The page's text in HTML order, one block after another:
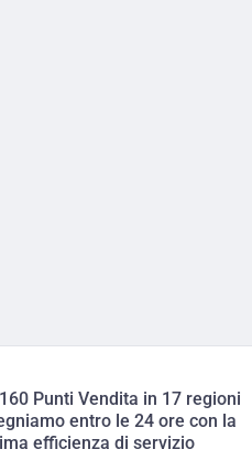
Punti Vendita in 17 regioni
entro le 24 ore con la
efficienza di servizio